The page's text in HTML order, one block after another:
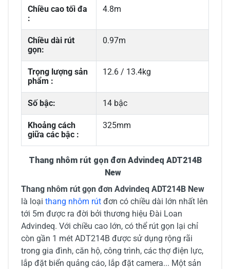
Chiều cao tối đa
:
4.8m
Chiều dài rút
gọn:
0.97m
Trọng lượng sản
phẩm :
12.6 / 13.4kg
Số bậc: 14 bậc
Khoảng cách
giữa các bậc :
325mm
Thang nhôm rút gọn đơn Advindeq ADT214B
New
Thang nhôm rút gọn đơn Advindeq ADT214B New
là loại thang nhôm rút đơn có chiều dài lớn nhất lên
tới 5m được ra đời bởi thương hiệu Đài Loan
Advindeq. Với chiều cao lớn, có thể rút gọn lại chỉ
còn gần 1 mét ADT214B được sử dụng rộng rãi
trong gia đình, căn hộ, công trình, các thợ điện lực,
lắp đặt biển quảng cáo, lắp đặt camera... Một sản